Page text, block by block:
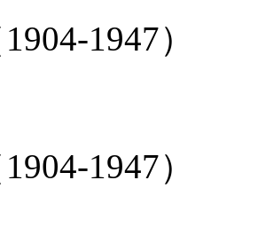
1947）
1947）